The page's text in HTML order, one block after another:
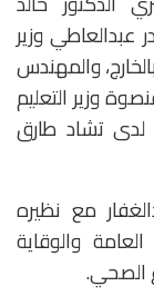
عبدالعاطي وزير
والمهندس
وزير التعليم
لدى تشاد طارق
مع نظيره
والوقاية
الصحي.